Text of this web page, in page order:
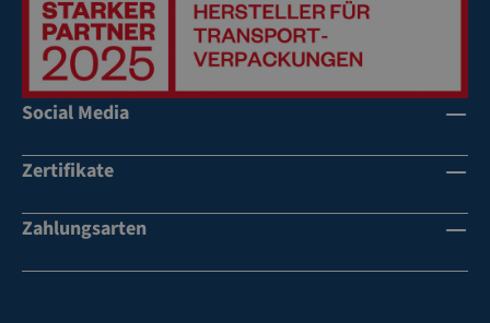
Social Media
Zertifikate
Zahlungsarten